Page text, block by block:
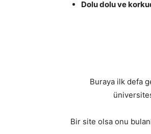
Dolu dolu ve
Buraya ilk defa
Bir site olsa onu